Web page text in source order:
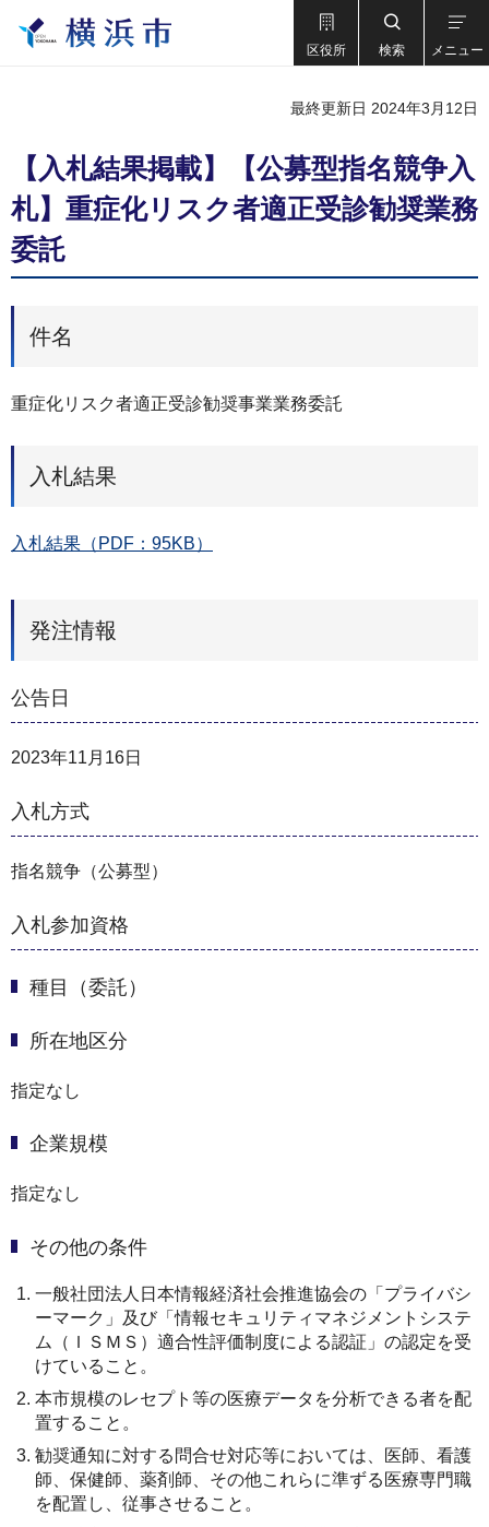
区役所 検索 メニュー
最終更新日 2024年3月12日
【入札結果掲載】【公募型指名競争入
札】重症化リスク者適正受診勧奨業務
委託
件名
重症化リスク者適正受診勧奨事業業務委託
入札結果
入札結果（PDF：95KB）
発注情報
公告日
2023年11月16日
入札方式
指名競争（公募型）
入札参加資格
種目（委託）
所在地区分
指定なし
企業規模
指定なし
その他の条件
一般社団法人日本情報経済社会推進協会の「プライバシ
ーマーク」及び「情報セキュリティマネジメントシステ
ム（ＩＳＭＳ）適合性評価制度による認証」の認定を受
けていること。
本市規模のレセプト等の医療データを分析できる者を配
置すること。
勧奨通知に対する問合せ対応等においては、医師、看護
師、保健師、薬剤師、その他これらに準ずる医療専門職
を配置し、従事させること。